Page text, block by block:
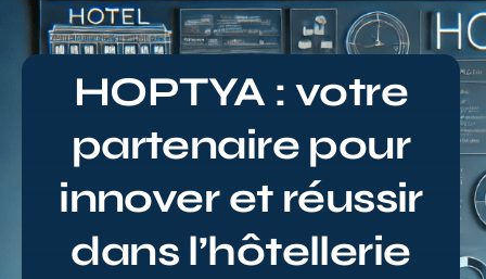
Prestations
A propos
Contact
Références
HOPTYA : votre
partenaire pour
innover et réussir
dans l’hôtellerie